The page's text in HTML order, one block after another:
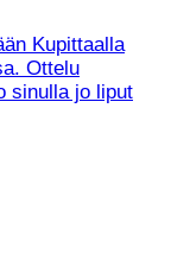
Kupittaalla
Ottelu
sinulla jo liput